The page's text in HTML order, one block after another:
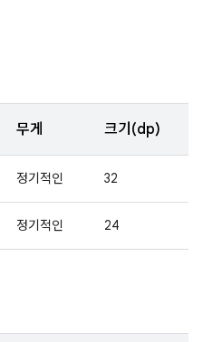
무게 크기(dp)
정기적인 32
정기적인 24